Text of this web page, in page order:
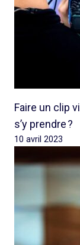
Faire un clip
s’y prendre ?
10 avril 2023